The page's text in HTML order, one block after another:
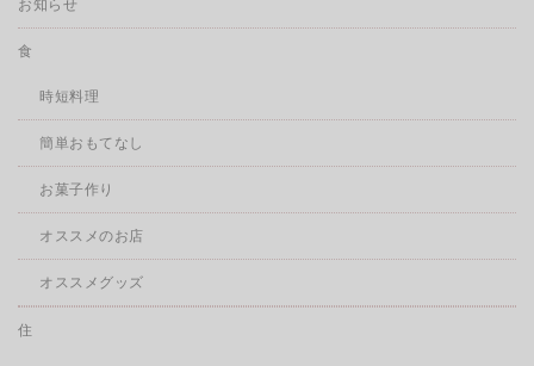
お知らせ
食
時短料理
簡単おもてなし
お菓子作り
オススメのお店
オススメグッズ
住